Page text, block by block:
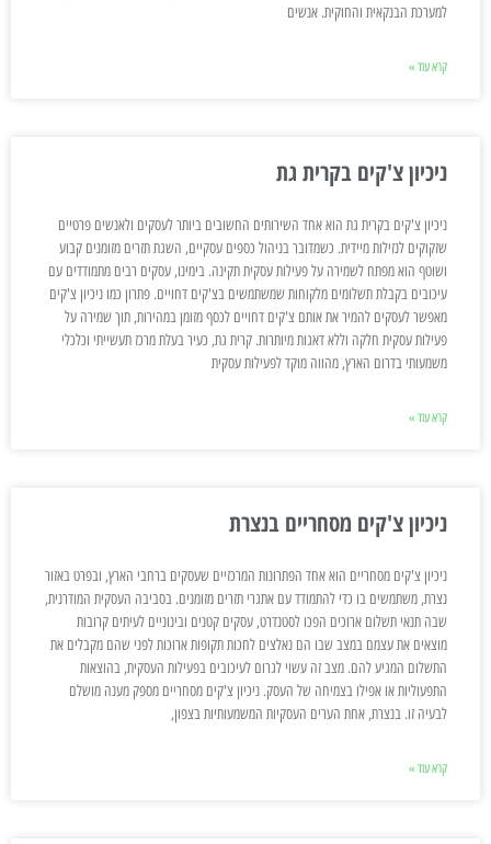
למערכת הבנקאית והחוקית. אנשים
קרא עוד »
ניכיון צ'קים בקרית גת
ניכיון צ'קים בקרית גת הוא אחד השירותים החשובים ביותר לעסקים ולאנשים פרטיים
שזקוקים לנזילות מיידית. כשמדובר בניהול כספים עסקיים, השגת תזרים מזומנים קבוע
ושוטף הוא מפתח לשמירה על פעילות עסקית תקינה. בימינו, עסקים רבים מתמודדים עם
עיכובים בקבלת תשלומים מלקוחות שמשתמשים בצ'קים דחויים. פתרון כמו ניכיון צ'קים
מאפשר לעסקים להמיר את אותם צ'קים דחויים לכסף מזומן במהירות, תוך שמירה על
פעילות עסקית חלקה וללא דאגות מיותרות. קרית גת, כעיר בעלת מרכז תעשייתי וכלכלי
משמעותי בדרום הארץ, מהווה מוקד לפעילות עסקית
קרא עוד »
ניכיון צ'קים מסחריים בנצרת
ניכיון צ'קים מסחריים הוא אחד הפתרונות המרכזיים שעסקים ברחבי הארץ, ובפרט באזור
נצרת, משתמשים בו כדי להתמודד עם אתגרי תזרים מזומנים. בסביבה העסקית המודרנית,
שבה תנאי תשלום ארוכים הפכו לסטנדרט, עסקים קטנים ובינוניים לעיתים קרובות
מוצאים את עצמם במצב שבו הם נאלצים לחכות תקופות ארוכות לפני שהם מקבלים את
התשלום המגיע להם. מצב זה עשוי לגרום לעיכובים בפעילות העסקית, בהוצאות
התפעוליות או אפילו בצמיחה של העסק. ניכיון צ'קים מסחריים מספק מענה מושלם
לבעיה זו. בנצרת, אחת הערים העסקיות המשמעותיות בצפון,
קרא עוד »